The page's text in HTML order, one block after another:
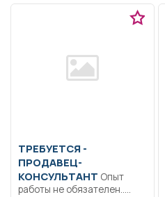
ТРЕБУЕТСЯ -
ПРОДАВЕЦ-
КОНСУЛЬТАНТ
работы не обязателен..